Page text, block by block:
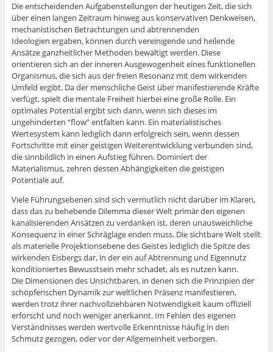
Die entscheidenden Aufgabenstellungen der heutigen Zeit, die sich
über einen langen Zeitraum hinweg aus konservativen Denkweisen,
mechanistischen Betrachtungen und abtrennenden
Ideologien ergaben, können durch vereinigende und heilende
Ansätze ganzheitlicher Methoden bewältigt werden. Diese
orientieren sich an der inneren Ausgewogenheit eines funktionellen
Organismus, die sich aus der freien Resonanz mit dem wirkenden
Umfeld ergibt. Da der menschliche Geist über manifestierende Kräfte
verfügt, spielt die mentale Freiheit hierbei eine große Rolle. Ein
optimales Potential ergibt sich dann, wenn sich dieses im
ungehinderten “flow” entfalten kann. Ein materialistisches
Wertesystem kann lediglich dann erfolgreich sein, wenn dessen
Fortschritte mit einer geistigen Weiterentwicklung verbunden sind,
die sinnbildlich in einen Aufstieg führen. Dominiert der
Materialismus, zehren dessen Abhängigkeiten die geistigen
Potentiale auf.
Viele Führungsebenen sind sich vermutlich nicht darüber im Klaren,
dass das zu behebende Dilemma dieser Welt primär den eigenen
kanalisierenden Ansätzen zu verdanken ist, deren unausweichliche
Konsequenz in einer Schräglage enden muss. Die sichtbare Welt stellt
als materielle Projektionsebene des Geistes lediglich die Spitze des
wirkenden Eisbergs dar, in der ein auf Abtrennung und Eigennutz
konditioniertes Bewusstsein mehr schadet, als es nutzen kann.
Die Dimensionen des Unsichtbaren, in denen sich die Prinzipien der
schöpferischen Dynamik zur weltlichen Präsenz manifestieren,
werden trotz ihrer nachvollziehbaren Notwendigkeit kaum offiziell
erforscht und noch weniger anerkannt. Im Fehlen des eigenen
Verständnisses werden wertvolle Erkenntnisse häufig in den
Schmutz gezogen, oder vor der Allgemeinheit verborgen.